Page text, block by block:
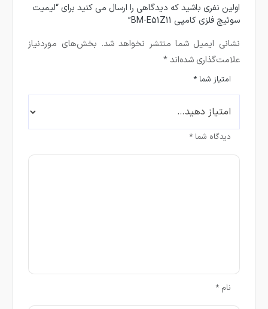
اولین نفری باشید که دیدگاهی را ارسال می کنید برای “لیمیت
سوئیچ فلزی کامپی BM-E51Z11”
نشانی ایمیل شما منتشر نخواهد شد. بخش‌های موردنیاز
علامت‌گذاری شده‌اند*
امتیاز شما*
دیدگاه شما*
نام*